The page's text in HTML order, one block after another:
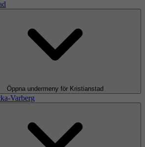
Öppna undermeny för Kristianstad
Varberg